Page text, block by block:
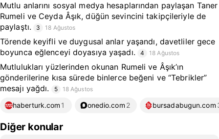
Mutlu anlarını sosyal medya hesaplarından paylaşan Taner
Rumeli ve Ceyda Âşık, düğün sevincini takipçileriyle de
paylaştı.
3 18 Ağustos
Törende keyifli ve duygusal anlar yaşandı, davetliler gece
boyunca eğlenceyi doyasıya yaşadı.
4 18 Ağustos
Mutlulukları yüzlerinden okunan Rumeli ve Âşık’ın
gönderilerine kısa sürede binlerce beğeni ve “Tebrikler”
mesajı yağdı.
5 18 Ağustos
haberturk.com 1 onedio.com 2 bursadabugun.com
Diğer konular